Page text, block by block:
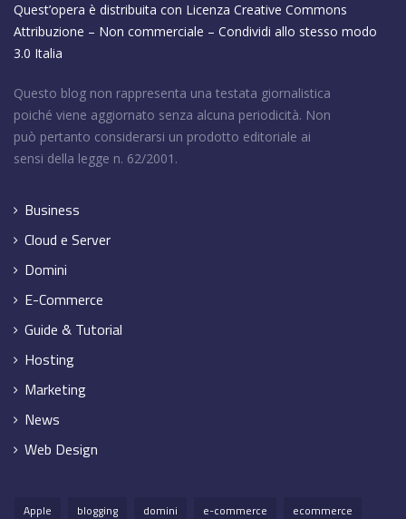
Quest’opera è distribuita con Licenza Creative Commons
Attribuzione – Non commerciale – Condividi allo stesso modo
3.0 Italia
Questo blog non rappresenta una testata giornalistica
poiché viene aggiornato senza alcuna periodicità. Non
può pertanto considerarsi un prodotto editoriale ai
sensi della legge n. 62/2001.
Business
Cloud e Server
Domini
E-Commerce
Guide & Tutorial
Hosting
Marketing
News
Web Design
Apple blogging domini e-commerce ecommerce